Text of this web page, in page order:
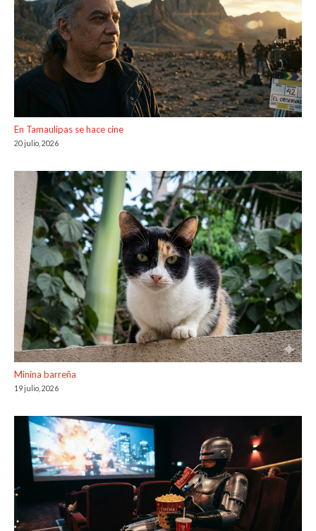
En Tamaulipas se hace cine
20 julio, 2026
Minina barreña
19 julio, 2026